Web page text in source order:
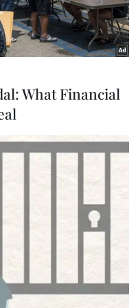
Iran. (Ảnh: Reuters)
báo được phát
trưởng Y tế Iran
thông tin cho rằng
COVID-19.
tôi hoàn toàn
What Financial